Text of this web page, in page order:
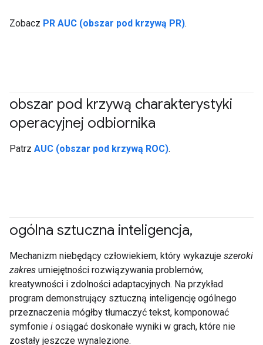
Zobacz PR AUC (obszar pod krzywą PR).
obszar pod krzywą charakterystyki
operacyjnej odbiornika
Patrz AUC (obszar pod krzywą ROC).
ogólna sztuczna inteligencja,
Mechanizm niebędący człowiekiem, który wykazuje szeroki
zakres umiejętności rozwiązywania problemów,
kreatywności i zdolności adaptacyjnych. Na przykład
program demonstrujący sztuczną inteligencję ogólnego
przeznaczenia mógłby tłumaczyć tekst, komponować
symfonie i osiągać doskonałe wyniki w grach, które nie
zostały jeszcze wynalezione.